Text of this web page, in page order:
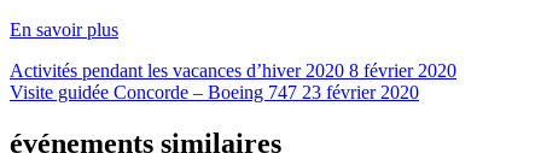
En savoir plus
Activités pendant les vacances d’hiver 2020 8 février 2020
Visite guidée Concorde – Boeing 747 23 février 2020
événements similaires